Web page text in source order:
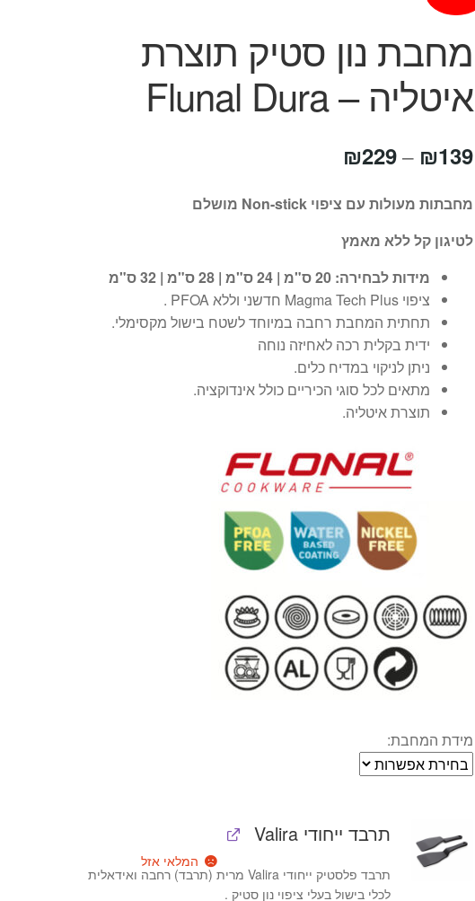
מחבת נון סטיק תוצרת
איטליה – Flunal Dura
₪139
–
₪229
⁦₪139⁩
עד
⁦₪229⁩
מחבתות מעולות עם ציפוי Non-stick מושלם
לטיגון קל ללא מאמץ
מידות לבחירה: 20 ס"מ | 24 ס"מ | 28 ס"מ | 32 ס"מ
ציפוי Magma Tech Plus חדשני וללא PFOA .
תחתית המחבת רחבה במיוחד לשטח בישול מקסימלי.
ידית בקלית רכה לאחיזה נוחה
ניתן לניקוי במדיח כלים.
מתאים לכל סוגי הכיריים כולל אינדוקציה.
תוצרת איטליה.
מידת המחבת:
תרבד ייחודי Valira
תרבד פלסטיק ייחודי Valira מרית (תרבד) רחבה ואידאלית
לכלי בישול בעלי ציפוי נון סטיק .
המלאי אזל